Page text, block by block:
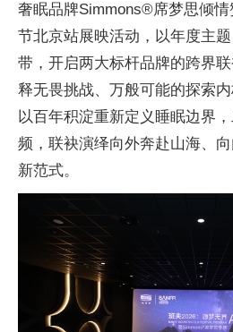
奢眠品牌Simmons®席梦思倾
节北京站展映活动，以年度主
带，开启两大标杆品牌的跨界
释无畏挑战、万般可能的探索
以百年积淀重新定义睡眠边界
频，联袂演绎向外奔赴山海、
新范式。